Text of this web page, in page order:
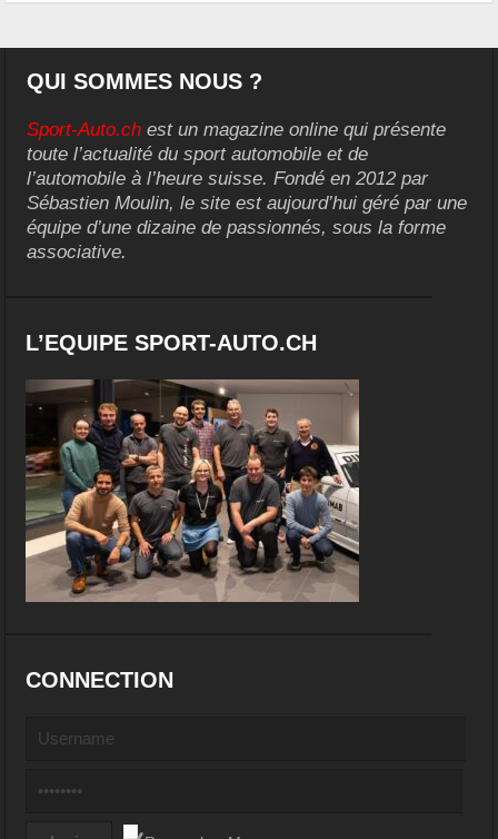
QUI SOMMES NOUS ?
Sport-Auto.ch est un magazine online qui présente
toute l’actualité du sport automobile et de
l’automobile à l’heure suisse. Fondé en 2012 par
Sébastien Moulin, le site est aujourd’hui géré par une
équipe d’une dizaine de passionnés, sous la forme
associative.
L’EQUIPE SPORT-AUTO.CH
CONNECTION